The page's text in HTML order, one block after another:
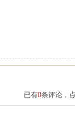
已有0条评论，